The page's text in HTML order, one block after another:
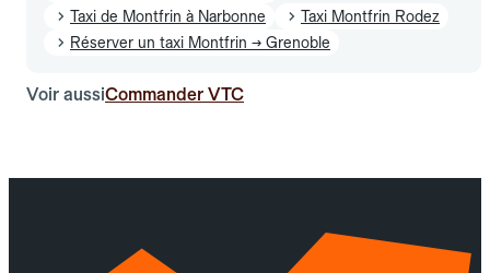
Taxi de Montfrin à Narbonne
Taxi Montfrin Rodez
Réserver un taxi Montfrin → Grenoble
Voir aussiCommander VTC